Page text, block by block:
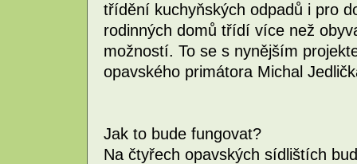
třídění kuchyňských odpadů i pro
rodinných domů třídí více než
možností. To se s nynějším
opavského primátora Michal
Jak to bude fungovat?
Na čtyřech opavských sídlištích